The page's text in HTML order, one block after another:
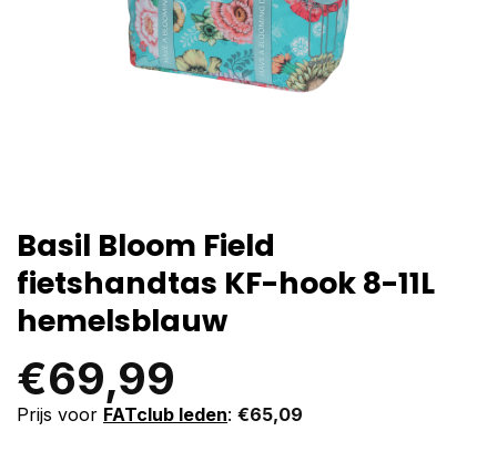
Basil Bloom Field
fietshandtas KF-hook 8-11L
hemelsblauw
€69,99
Prijs voor FATclub leden: €65,09